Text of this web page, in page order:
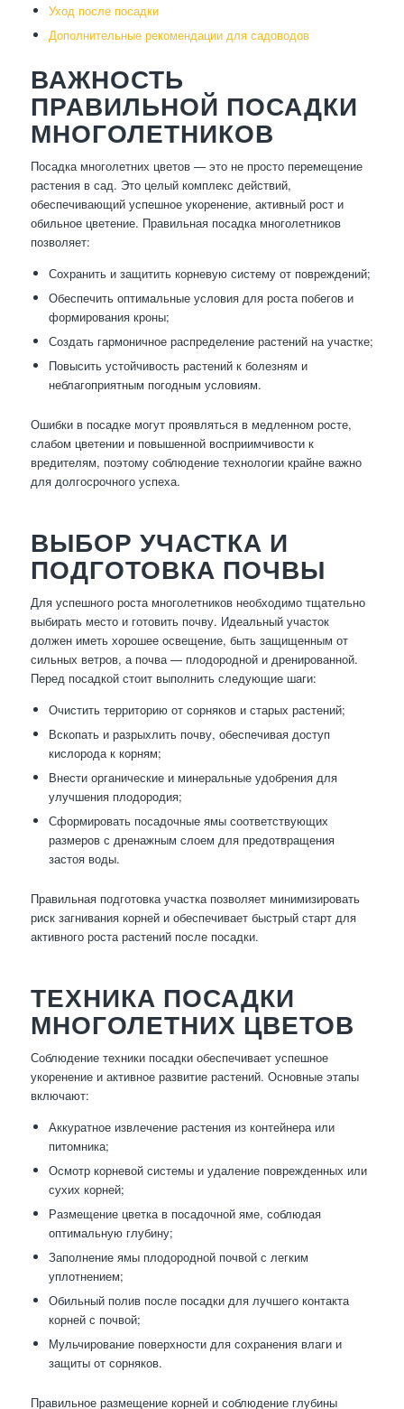
Уход после посадки
Дополнительные рекомендации для садоводов
ВАЖНОСТЬ
ПРАВИЛЬНОЙ ПОСАДКИ
МНОГОЛЕТНИКОВ
Посадка многолетних цветов — это не просто перемещение
растения в сад. Это целый комплекс действий,
обеспечивающий успешное укоренение, активный рост и
обильное цветение. Правильная посадка многолетников
позволяет:
Сохранить и защитить корневую систему от повреждений;
Обеспечить оптимальные условия для роста побегов и
формирования кроны;
Создать гармоничное распределение растений на участке;
Повысить устойчивость растений к болезням и
неблагоприятным погодным условиям.
Ошибки в посадке могут проявляться в медленном росте,
слабом цветении и повышенной восприимчивости к
вредителям, поэтому соблюдение технологии крайне важно
для долгосрочного успеха.
ВЫБОР УЧАСТКА И
ПОДГОТОВКА ПОЧВЫ
Для успешного роста многолетников необходимо тщательно
выбирать место и готовить почву. Идеальный участок
должен иметь хорошее освещение, быть защищенным от
сильных ветров, а почва — плодородной и дренированной.
Перед посадкой стоит выполнить следующие шаги:
Очистить территорию от сорняков и старых растений;
Вскопать и разрыхлить почву, обеспечивая доступ
кислорода к корням;
Внести органические и минеральные удобрения для
улучшения плодородия;
Сформировать посадочные ямы соответствующих
размеров с дренажным слоем для предотвращения
застоя воды.
Правильная подготовка участка позволяет минимизировать
риск загнивания корней и обеспечивает быстрый старт для
активного роста растений после посадки.
ТЕХНИКА ПОСАДКИ
МНОГОЛЕТНИХ ЦВЕТОВ
Соблюдение техники посадки обеспечивает успешное
укоренение и активное развитие растений. Основные этапы
включают:
Аккуратное извлечение растения из контейнера или
питомника;
Осмотр корневой системы и удаление поврежденных или
сухих корней;
Размещение цветка в посадочной яме, соблюдая
оптимальную глубину;
Заполнение ямы плодородной почвой с легким
уплотнением;
Обильный полив после посадки для лучшего контакта
корней с почвой;
Мульчирование поверхности для сохранения влаги и
защиты от сорняков.
Правильное размещение корней и соблюдение глубины